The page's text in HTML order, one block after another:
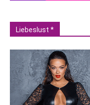
Liebeslust *